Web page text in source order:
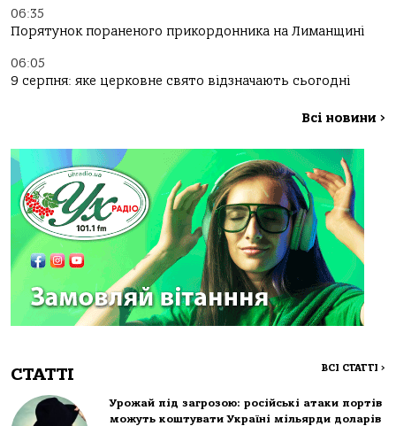
06:35
Порятунок пораненого прикордонника на Лиманщині
06:05
9 серпня: яке церковне свято відзначають сьогодні
Всі новини >
СТАТТІ ВСІ СТАТТІ >
Урожай під загрозою: російські атаки портів
можуть коштувати Україні мільярди доларів